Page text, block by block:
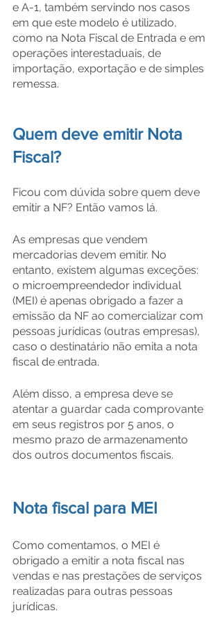
e A-1, também servindo nos casos
em que este modelo é utilizado,
como na Nota Fiscal de Entrada e em
operações interestaduais, de
importação, exportação e de simples
remessa.
Quem deve emitir Nota
Fiscal?
Ficou com dúvida sobre quem deve
emitir a NF? Então vamos lá.
As empresas que vendem
mercadorias devem emitir. No
entanto, existem algumas exceções:
o microempreendedor individual
(MEI) é apenas obrigado a fazer a
emissão da NF ao comercializar com
pessoas jurídicas (outras empresas),
caso o destinatário não emita a nota
fiscal de entrada.
Além disso, a empresa deve se
atentar a guardar cada comprovante
em seus registros por 5 anos, o
mesmo prazo de armazenamento
dos outros documentos fiscais.
Nota fiscal para MEI
Como comentamos, o MEI é
obrigado a emitir a nota fiscal nas
vendas e nas prestações de serviços
realizadas para outras pessoas
jurídicas.